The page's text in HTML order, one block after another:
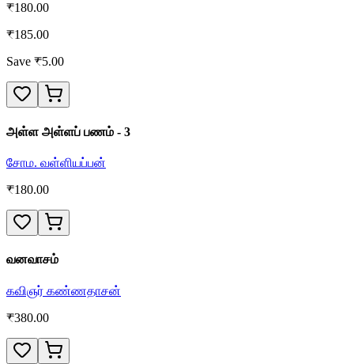
₹180.00
₹185.00
Save ₹5.00
அள்ள அள்ளப் பணம் - 3
சோம. வள்ளியப்பன்
₹180.00
வனவாசம்
கவிஞர் கண்ணதாசன்
₹380.00